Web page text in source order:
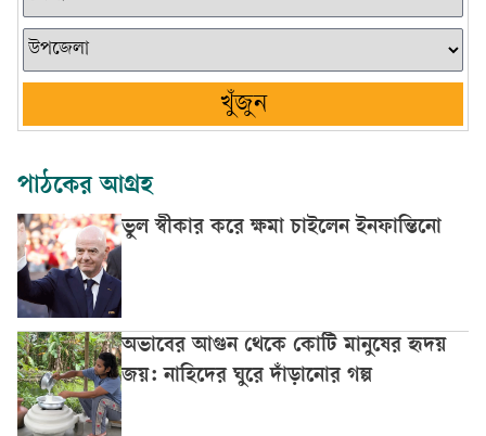
খুঁজুন
পাঠকের আগ্রহ
ভুল স্বীকার করে ক্ষমা চাইলেন ইনফান্তিনো
অভাবের আগুন থেকে কোটি মানুষের হৃদয়
জয়: নাহিদের ঘুরে দাঁড়ানোর গল্প